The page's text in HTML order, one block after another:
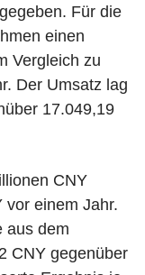
Für die
einen
Vergleich zu
Der Umsatz lag
17.049,19
CNY
vor einem Jahr.
aus dem
CNY gegenüber